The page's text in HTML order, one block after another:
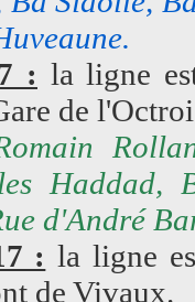
: la ligne
de
Haddad,
d'André
: la ligne
de Vivaux.